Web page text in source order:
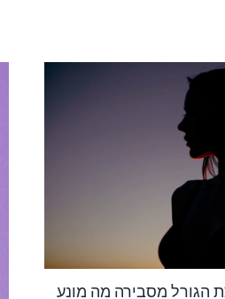
הגורל מסבירה מה מונע